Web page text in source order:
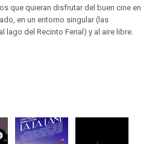
que quieran disfrutar del buen cine en
en un entorno singular (las
lago del Recinto Ferial) y al aire libre.